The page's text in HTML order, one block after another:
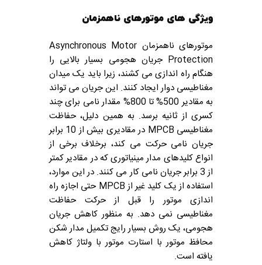
ویژگی های موتورهای ناهمزمان
موتورهای ناهمزمان Asynchronous Motor
Protection جریان هجومی بسیار بالایی را
هنگام راه اندازی می کشند، زیرا باید یک میدان
مغناطیسی دوار ایجاد کنند. این جریان می تواند
به مقادیر 500% تا 800% مقدار نامی برای چند
کسری از ثانیه برسد. به همین دلیل، حفاظت
مغناطیسی MPCB در مقادیری بیش از 10 برابر
جریان نامی حرکت می کند، برخلاف برخی از
انواع کلیدهای مدار مینیاتوری که در مقادیر کمتر
از 3 برابر جریان نامی کار می کنند. در این موارد،
استفاده از یک کلید غیر از MPCB حتی اجازه راه
اندازی موتور را قبل از حرکت حفاظت
مغناطیسی نمی دهد. به منظور کاهش جریان
هجومی، یک روش بسیار رایج تکمیل مدار شکن
محافظ موتور با استارت موتور با ولتاژ کاهش
یافته است.